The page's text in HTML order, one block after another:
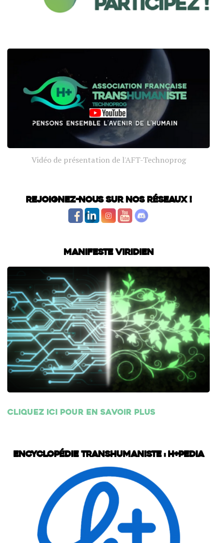
Vidéo de présentation de l'AFT-Technoprog
Rejoignez-nous sur nos réseaux !
Manifeste Viridien
Cliquez ici pour en savoir plus
Encyclopédie transhumaniste : H+Pedia